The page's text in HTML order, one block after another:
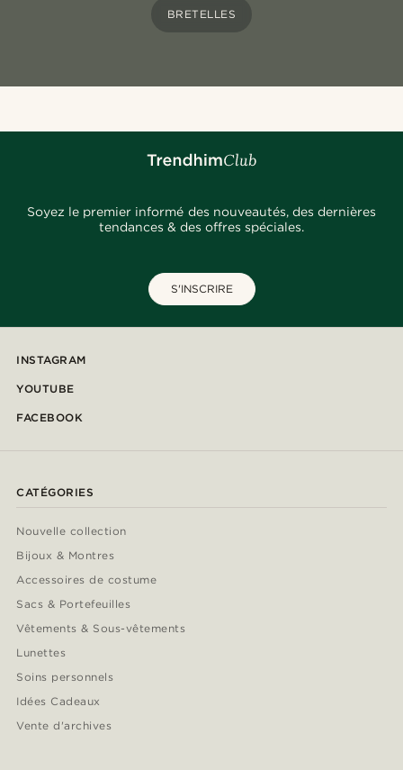
BRETELLES
Soyez le premier informé des nouveautés, des dernières
tendances & des offres spéciales.
S'INSCRIRE
INSTAGRAM
YOUTUBE
FACEBOOK
CATÉGORIES
Nouvelle collection
Bijoux & Montres
Accessoires de costume
Sacs & Portefeuilles
Vêtements & Sous-vêtements
Lunettes
Soins personnels
Idées Cadeaux
Vente d'archives